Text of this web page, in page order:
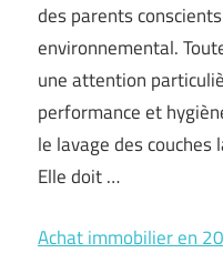
des parents
environnemental.
une attention
performance et
le lavage des
Elle doit …
Achat immobilier en